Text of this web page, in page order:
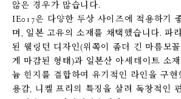
않은 경우가 많습니다.
IE017은 다양한 두상 사이즈에 적용하기
며, 일본 고유의 소재를 채택했습니다. 파
된 웰링턴 디자인(위쪽이 좀더 긴 마름모
게 마감된 형태)과 일본산 아세테이트 소
늄 힌지를 결합하여 유기적인 라인을 구
용감, 니켈 프리의 특징을 살려 독창적인